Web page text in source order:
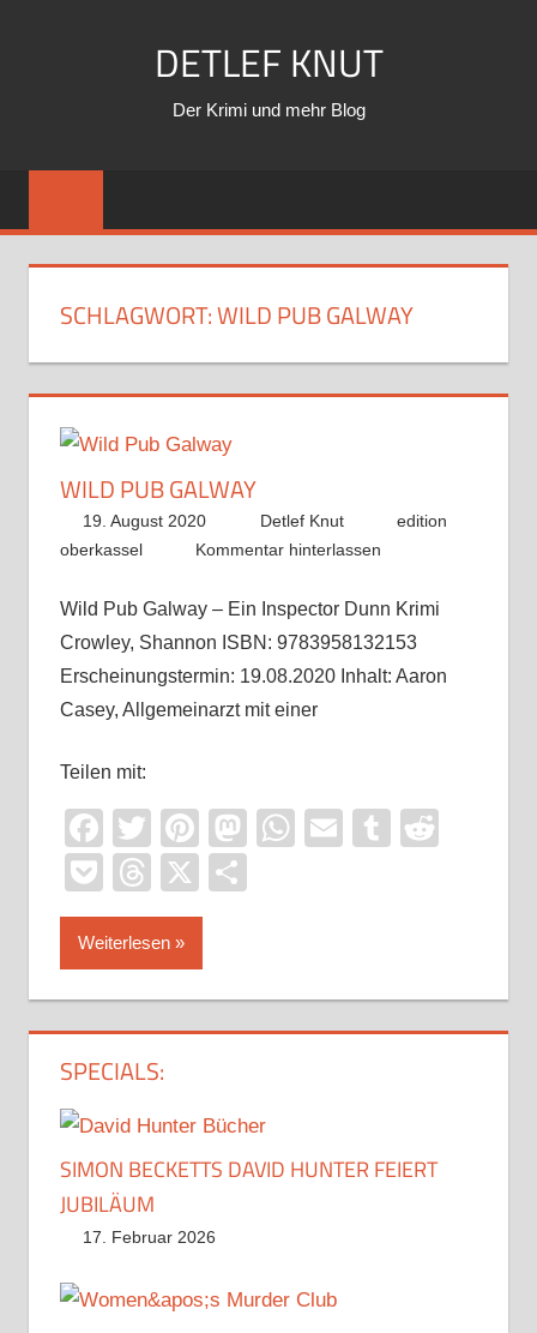
DETLEF KNUT
Der Krimi und mehr Blog
SCHLAGWORT:WILD PUB GALWAY
WILD PUB GALWAY
19. August 2020 Detlef Knut
edition
oberkassel
Kommentar hinterlassen
Wild Pub Galway – Ein Inspector Dunn Krimi
Crowley, Shannon ISBN: 9783958132153
Erscheinungstermin: 19.08.2020 Inhalt: Aaron
Casey, Allgemeinarzt mit einer
Teilen mit:
Facebook
TwitterPinterest
Mastodon
WhatsApp
EmailTumblr
PocketThreads
X
Weiterlesen
SPECIALS:
SIMON BECKETTS DAVID HUNTER FEIERT
JUBILÄUM
17. Februar 2026